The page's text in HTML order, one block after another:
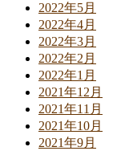
2022年5月
2022年4月
2022年3月
2022年2月
2022年1月
2021年12月
2021年11月
2021年10月
2021年9月